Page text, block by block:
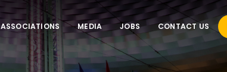
ASSOCIATIONS MEDIA JOBS CONTACT US